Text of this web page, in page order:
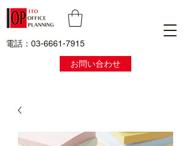
電話：03-6661-7915
お問い合わせ